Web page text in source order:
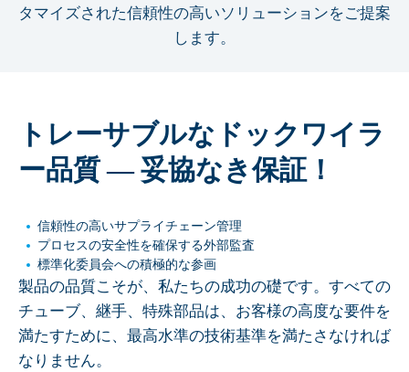
タマイズされた信頼性の高いソリューションをご提案
します。
トレーサブルなドックワイラ
ー品質 ― 妥協なき保証！
信頼性の高いサプライチェーン管理
プロセスの安全性を確保する外部監査
標準化委員会への積極的な参画
製品の品質こそが、私たちの成功の礎です。すべての
チューブ、継手、特殊部品は、お客様の高度な要件を
満たすために、最高水準の技術基準を満たさなければ
なりません。